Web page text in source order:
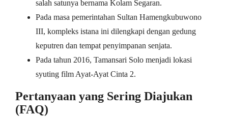
salah satunya bernama Kolam Segaran.
Pada masa pemerintahan Sultan Hamengkubuwono
III, kompleks istana ini dilengkapi dengan gedung
keputren dan tempat penyimpanan senjata.
Pada tahun 2016, Tamansari Solo menjadi lokasi
syuting film Ayat-Ayat Cinta 2.
Pertanyaan yang Sering Diajukan
(FAQ)